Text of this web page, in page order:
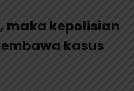
maka kepolisian
kasus